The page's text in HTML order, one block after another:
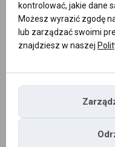
kontrolować, jakie dane
Możesz wyrazić zgodę
lub zarządzać swoimi
znajdziesz w naszej